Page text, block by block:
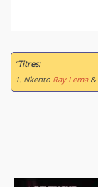
“Titres:
1. Nkento Ray Lema&